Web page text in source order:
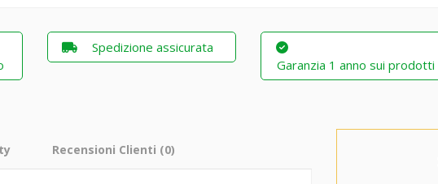
Spedizione assicurata
Garanzia 1 anno sui prodotti
Recensioni Clienti (0)